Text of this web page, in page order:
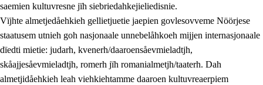
saemien kultuvresne jïh siebriedahkejieliedisnie.
Vïjhte almetjedåehkieh gellietjuetie jaepien govlesovveme Nöörjese
staatusem utnieh goh nasjonaale unnebelåhkoeh mijjen internasjonaale
dïedti mietie: judarh, kvenerh/daaroensåevmieladtjh,
skåajjesåevmieladtjh, romerh jïh romanialmetjh/taaterh. Dah
almetjidåehkieh leah viehkiehtamme daaroen kultuvreaerpiem